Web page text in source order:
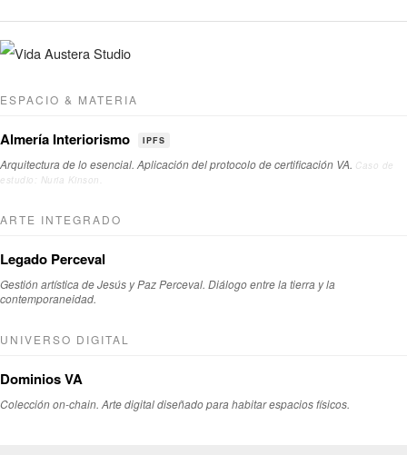
ESPACIO & MATERIA
Almería Interiorismo IPFS
Arquitectura de lo esencial. Aplicación del protocolo de certificación VA. Caso de
estudio: Nuria Kinson.
ARTE INTEGRADO
Legado Perceval
Gestión artística de Jesús y Paz Perceval. Diálogo entre la tierra y la
contemporaneidad.
UNIVERSO DIGITAL
Dominios VA
Colección on-chain. Arte digital diseñado para habitar espacios físicos.